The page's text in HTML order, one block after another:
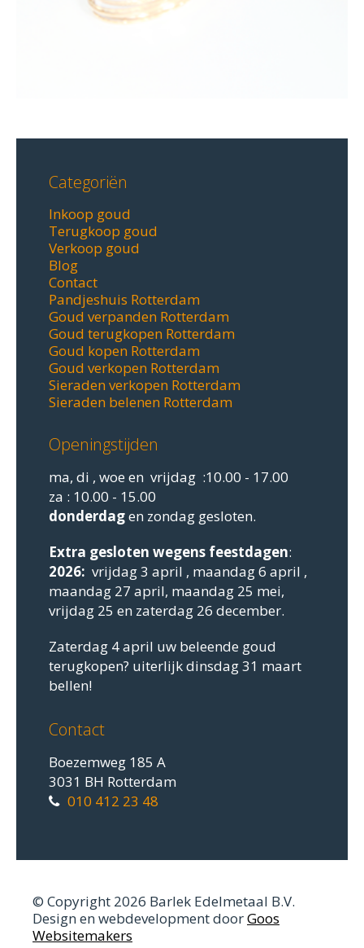
Categoriën
Inkoop goud
Terugkoop goud
Verkoop goud
Blog
Contact
Pandjeshuis Rotterdam
Goud verpanden Rotterdam
Goud terugkopen Rotterdam
Goud kopen Rotterdam
Goud verkopen Rotterdam
Sieraden verkopen Rotterdam
Sieraden belenen Rotterdam
Openingstijden
ma, di , woe en vrijdag :10.00 - 17.00
za : 10.00 - 15.00
donderdagen zondag gesloten.
Extra gesloten wegens feestdagen:
2026: vrijdag 3 april , maandag 6 april ,
maandag 27 april, maandag 25 mei,
vrijdag 25 en zaterdag 26 december.
Zaterdag 4 april uw beleende goud
terugkopen? uiterlijk dinsdag 31 maart
bellen!
Contact
Boezemweg 185 A
3031 BH Rotterdam
010 412 23 48
© Copyright 2026 Barlek Edelmetaal B.V.
Design en webdevelopment doorGoos
Websitemakers